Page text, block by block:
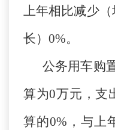
上年相比减少
长）0%。
公务用车购
算为0万元，支
算的0%，与上